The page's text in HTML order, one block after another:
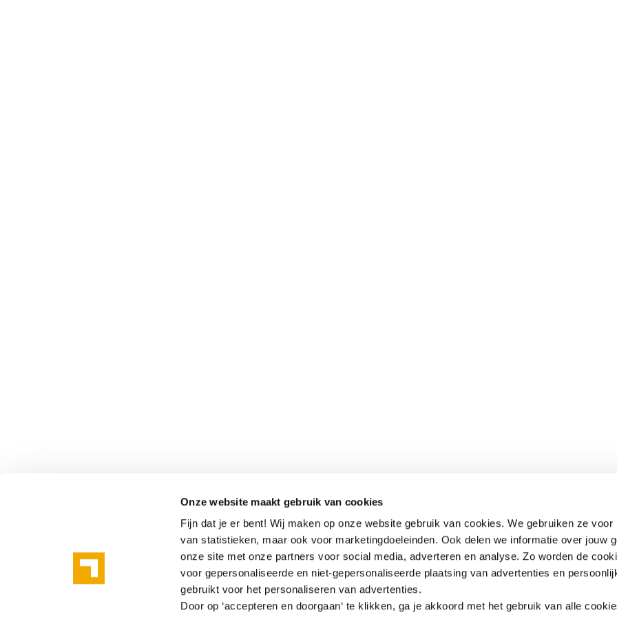
Onze website maakt gebruik van cookies
Fijn dat je er bent! Wij maken op onze website gebruik van cookies. We gebruiken ze voor
van statistieken, maar ook voor marketingdoeleinden. Ook delen we informatie over jouw
onze site met onze partners voor social media, adverteren en analyse. Zo worden de
voor gepersonaliseerde en niet-gepersonaliseerde plaatsing van advertenties en
gebruikt voor het personaliseren van advertenties.
Door op ‘accepteren en doorgaan‘ te klikken, ga je akkoord met het gebruik van alle